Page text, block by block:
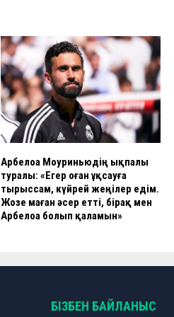
Арбелоа Моуриньюдің ықпалы
туралы: «Егер оған ұқсауға
тырыссам, күйрей жеңілер едім.
Жозе маған әсер етті, бірақ мен
Арбелоа болып қаламын»
БІЗБЕН БАЙЛАНЫС